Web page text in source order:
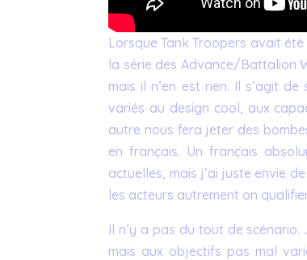
Lorsque Tank Troopers avait été
la série des Advance/Battalion
mais il n’en est rien. Il s’agit
variés au design cool, aux
autre nous fera jeter des
en français. Un français
actuelles, mais j’ai juste envie
les acteurs autrement on
Il n’y a pas du tout de
mais aux objectifs pas mal